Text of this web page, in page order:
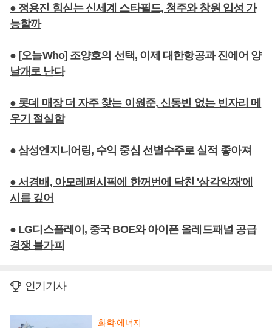
● 정용진 힘싣는 신세계 스타필드, 청주와 창원 입성 가
능할까
● [오늘Who] 조양호의 선택, 이제 대한항공과 진에어 양
날개로 난다
● 롯데 매장 더 자주 찾는 이원준, 신동빈 없는 빈자리 메
우기 절실함
● 삼성엔지니어링, 수익 중심 선별수주로 실적 좋아져
● 서경배, 아모레퍼시픽에 한꺼번에 닥친 '삼각악재'에
시름 깊어
● LG디스플레이, 중국 BOE와 아이폰 올레드패널 공급
경쟁 불가피
인기기사
화학·에너지